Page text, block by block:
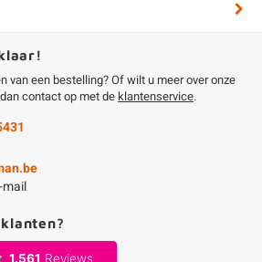
van een bestelling? Of wilt u meer over onze
contact op met de klantenservice.
mail